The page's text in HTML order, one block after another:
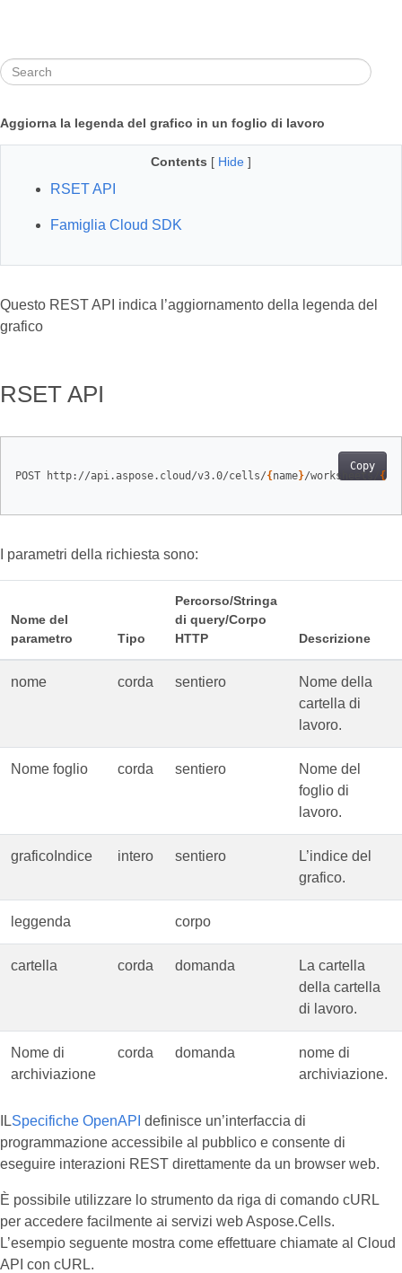
Aggiorna la legenda del grafico in un foglio di lavoro
Contents [ Hide ]
RSET API
Famiglia Cloud SDK
Questo REST API indica l’aggiornamento della legenda del
grafico
RSET API
Copy
POST http://api.aspose.cloud/v3.0/cells/{ name}/worksheets/ {
I parametri della richiesta sono:
Nome del
parametro
Tipo
Percorso/Stringa
di query/Corpo
HTTP
Descrizione
nome corda sentiero
Nome della
cartella di
lavoro.
Nome foglio corda sentiero
Nome del
foglio di
lavoro.
graficoIndice intero sentiero
L’indice del
grafico.
leggenda corpo
cartella corda domanda
La cartella
della cartella
di lavoro.
Nome di
archiviazione
corda domanda
nome di
archiviazione.
ILSpecifiche OpenAPI definisce un’interfaccia di
programmazione accessibile al pubblico e consente di
eseguire interazioni REST direttamente da un browser web.
È possibile utilizzare lo strumento da riga di comando cURL
per accedere facilmente ai servizi web Aspose.Cells.
L’esempio seguente mostra come effettuare chiamate al Cloud
API con cURL.